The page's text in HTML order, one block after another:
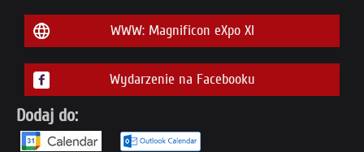
WWW: Magnificon eXpo XI
Wydarzenie na Facebooku
Dodaj do: